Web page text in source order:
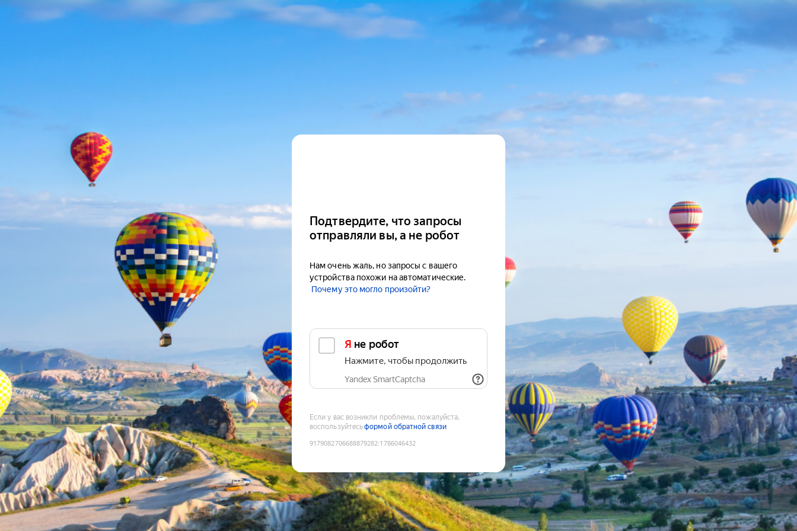
Подтвердите, что запросы
отправляли вы, а не робот
Нам очень жаль, но запросы с вашего
устройства похожи на автоматические.
Почему это могло произойти?
Я не робот
Нажмите, чтобы продолжить
Yandex SmartCaptcha
Если у вас возникли проблемы, пожалуйста,
воспользуйтесьформой обратной связи
9179082706688879282:1786046432